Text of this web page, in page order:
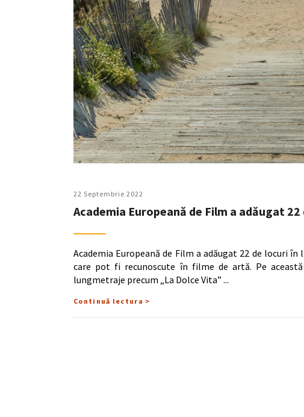
22 Septembrie 2022
Academia Europeană de Film a adăugat
Academia Europeană de Film a adăugat 22 de locuri
care pot fi recunoscute în filme de artă. Pe
lungmetraje precum „La Dolce Vita”
Continuă lectura >